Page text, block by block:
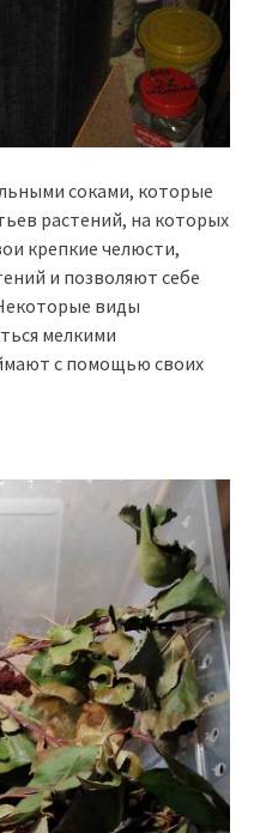
соками, которые
растений, на которых
крепкие челюсти,
и позволяют себе
виды
мелкими
с помощью своих